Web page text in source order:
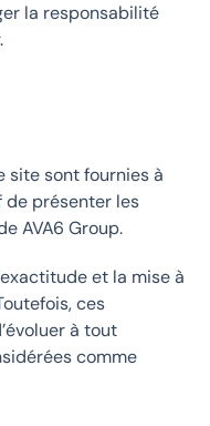
la responsabilité
site sont fournies à
présenter les
AVA6 Group.
et la mise à
ces
à tout
comme